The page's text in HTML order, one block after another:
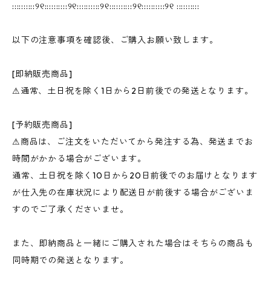
::::::::::୨୧::::::::::୨୧::::::::::୨୧::::::::::୨୧::::::::::୨୧ ::::::::::
以下の注意事項を確認後、ご購入お願い致します。
[即納販売商品]
⚠︎通常、土日祝を除く1日から2日前後での発送となります。
[予約販売商品]
⚠︎商品は、ご注文をいただいてから発注する為、発送までお
時間がかかる場合がございます。
通常、土日祝を除く10日から20日前後でのお届けとなります
が仕入先の在庫状況により配送日が前後する場合がございま
すのでご了承くださいませ。
また、即納商品と一緒にご購入された場合はそちらの商品も
同時期での発送となります。